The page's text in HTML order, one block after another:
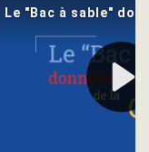
à sable »
dans